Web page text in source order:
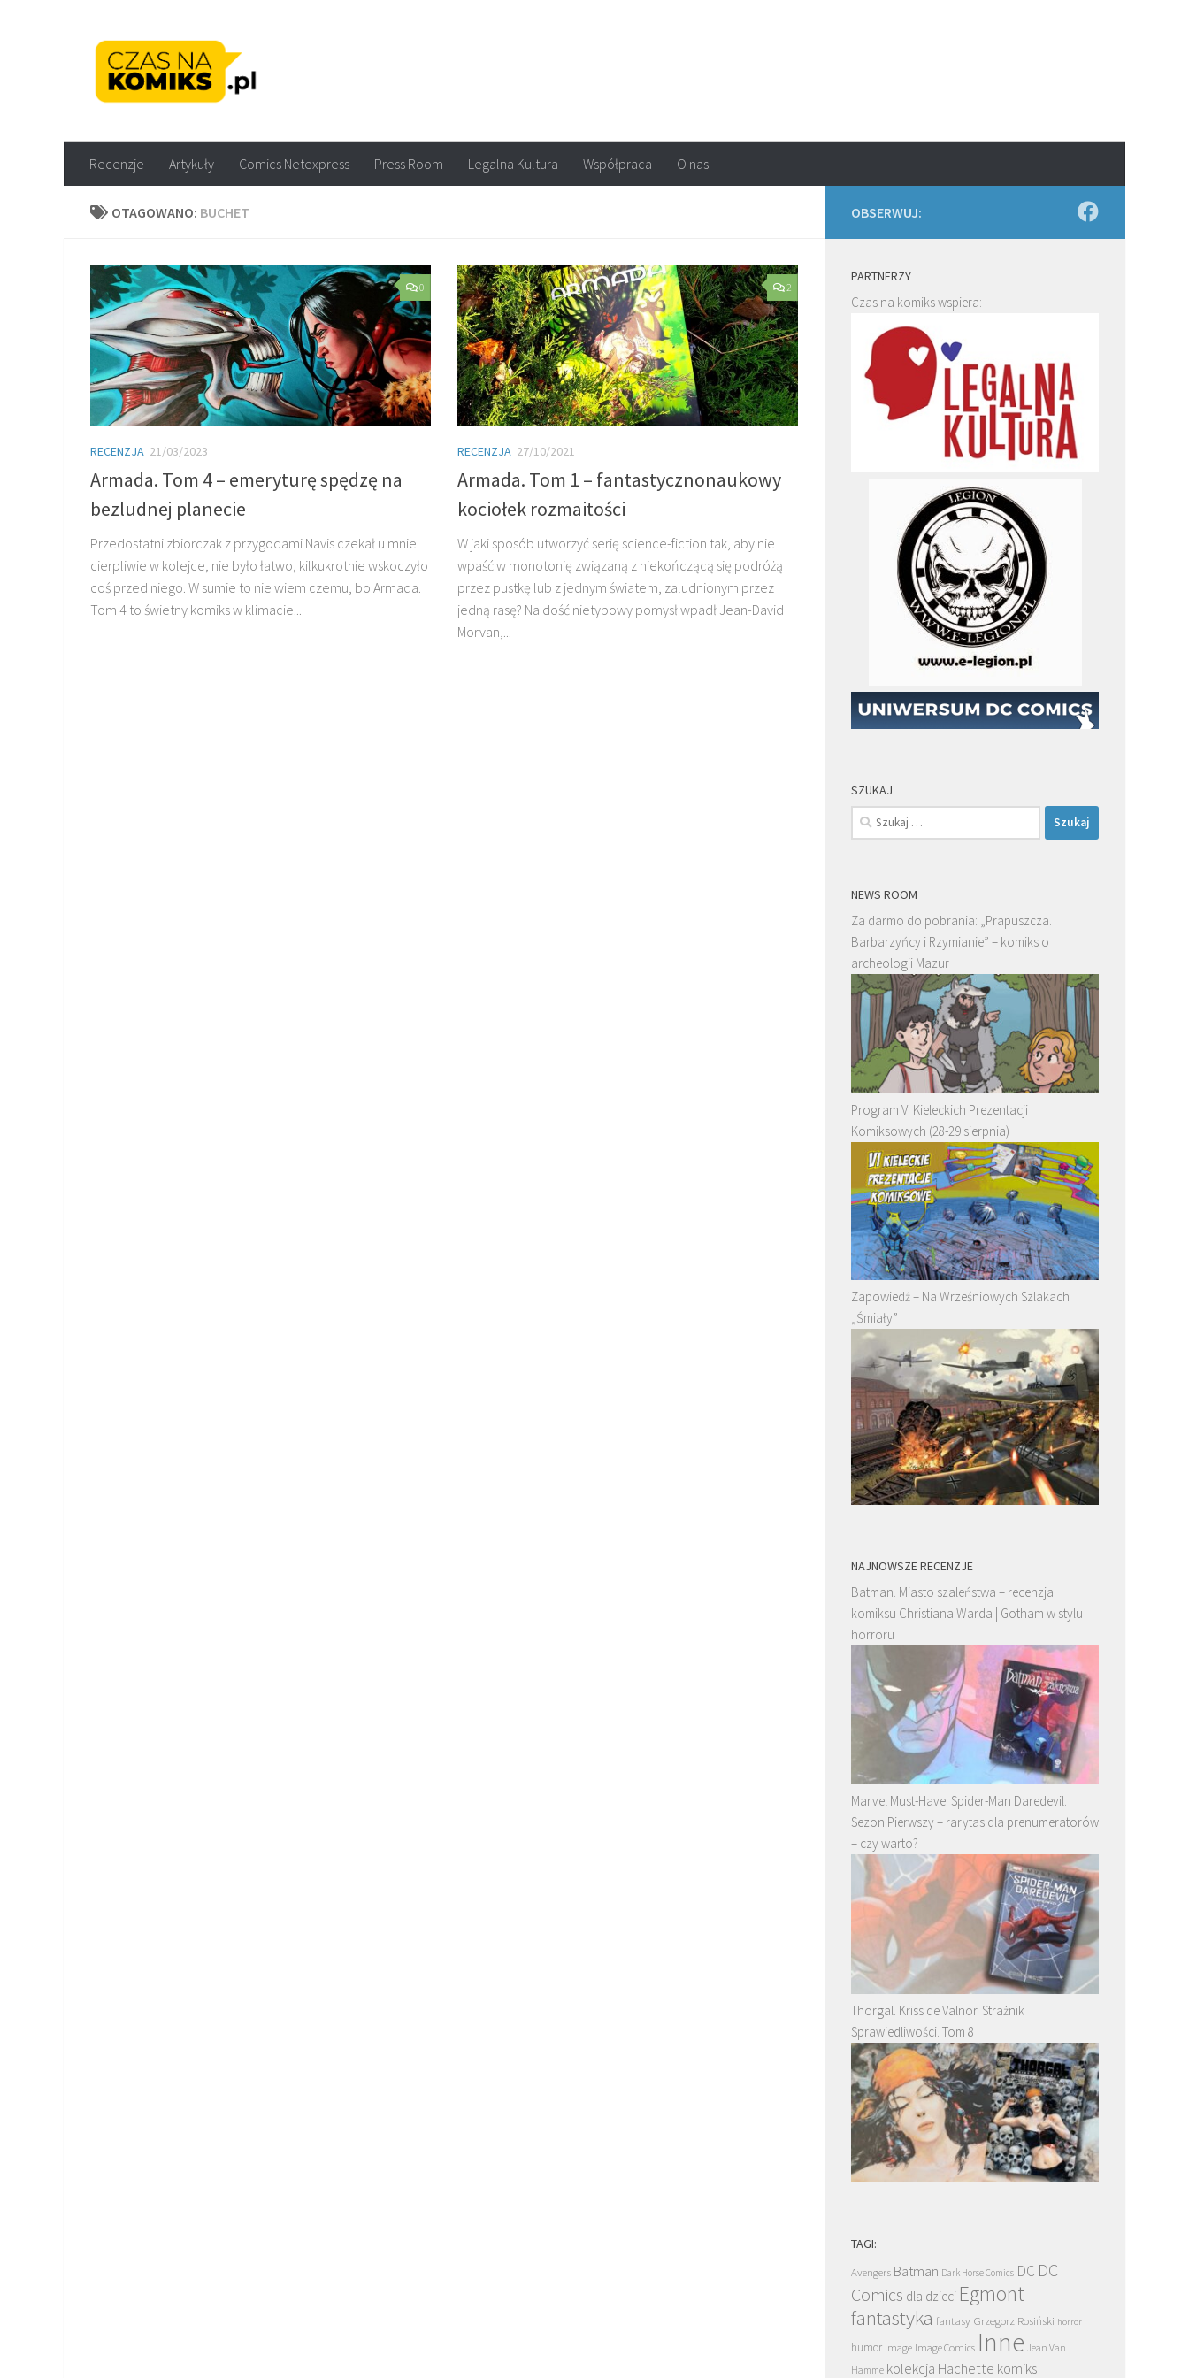
Recenzje Artykuły Comics Netexpress Press Room Legalna Kultura Współpraca O nas
OTAGOWANO: BUCHET
0
RECENZJA 21/03/2023
Armada. Tom 4 – emeryturę spędzę na
bezludnej planecie
Przedostatni zbiorczak z przygodami Navis czekał u mnie
cierpliwie w kolejce, nie było łatwo, kilkukrotnie wskoczyło
coś przed niego. W sumie to nie wiem czemu, bo Armada.
Tom 4 to świetny komiks w klimacie...
2
RECENZJA 27/10/2021
Armada. Tom 1 – fantastycznonaukowy
kociołek rozmaitości
W jaki sposób utworzyć serię science-fiction tak, aby nie
wpaść w monotonię związaną z niekończącą się podróżą
przez pustkę lub z jednym światem, zaludnionym przez
jedną rasę? Na dość nietypowy pomysł wpadł Jean-David
Morvan,...
OBSERWUJ:
PARTNERZY
Czas na komiks wspiera:
SZUKAJ
Szukaj:
NEWS ROOM
Za darmo do pobrania: „Prapuszcza.
Barbarzyńcy i Rzymianie” – komiks o
archeologii Mazur
Program VI Kieleckich Prezentacji
Komiksowych (28-29 sierpnia)
Zapowiedź – Na Wrześniowych Szlakach
„Śmiały”
NAJNOWSZE RECENZJE
Batman. Miasto szaleństwa – recenzja
komiksu Christiana Warda | Gotham w stylu
horroru
Marvel Must-Have: Spider-Man Daredevil.
Sezon Pierwszy – rarytas dla prenumeratorów
– czy warto?
Thorgal. Kriss de Valnor. Strażnik
Sprawiedliwości. Tom 8
TAGI:
Avengers Batman Dark Horse Comics DC DC
Comics dla dzieci Egmont
fantastyka fantasy Grzegorz Rosiński horror
humor Image Image Comics Inne Jean Van
Hamme kolekcja Hachette komiks